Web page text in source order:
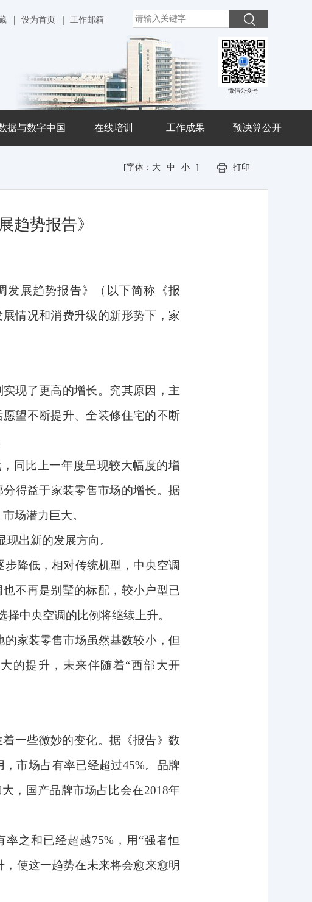
设为首页 工作邮箱
微信公众号
据与数字中国 在线培训 工作成果 预决算公开
[字体： 大 中 小 ] 打印
趋势报告》
发展趋势报告》（以下简称《报
情况和消费升级的新形势下，家
现了更高的增长。究其原因，主
望不断提升、全装修住宅的不断
同比上一年度呈现较大幅度的增
得益于家装零售市场的增长。据
场潜力巨大。
出新的发展方向。
降低，相对传统机型，中央空调
不再是别墅的标配，较小户型已
中央空调的比例将继续上升。
家装零售市场虽然基数较小，但
的提升，未来伴随着“西部大开
一些微妙的变化。据《报告》数
市场占有率已经超过45%。品牌
，国产品牌市场占比会在2018年
率之和已经超越75% ，用“强者恒
使这一趋势在未来将会愈来愈明